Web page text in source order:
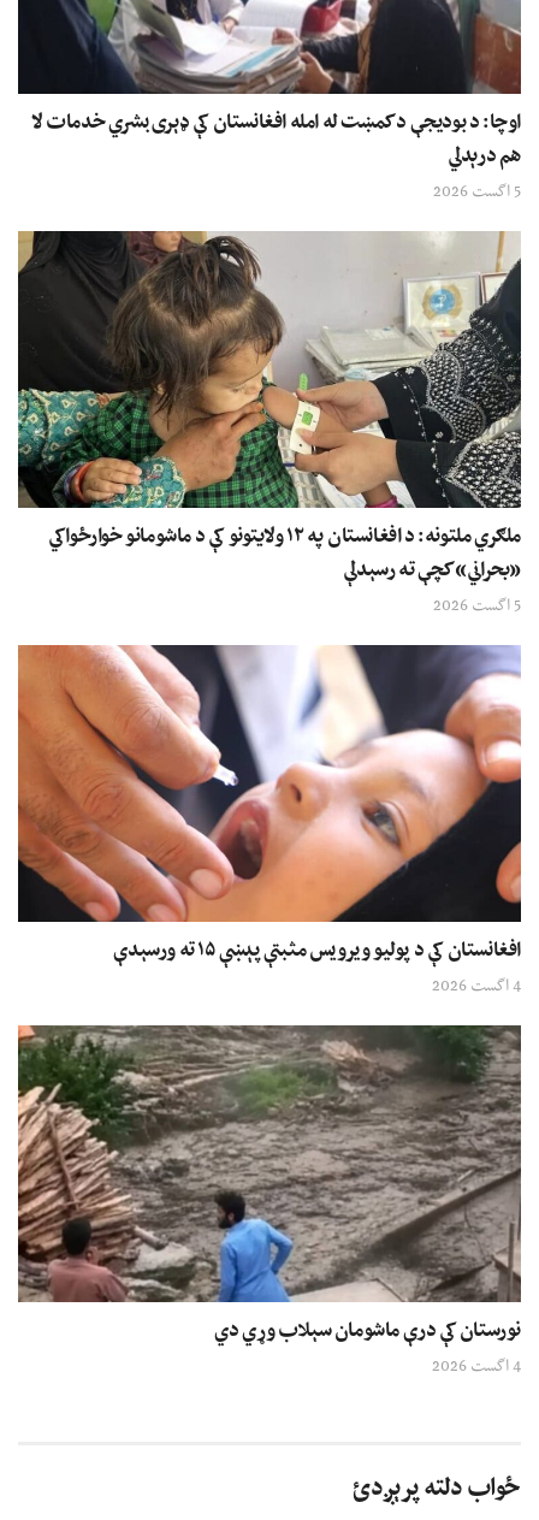
اوچا: د بودیجې د کمښت له امله افغانستان کې ډېری بشري خدمات لا
هم درېدلي
5 اگست 2026
ملګري ملتونه: د افغانستان په ۱۲ ولایتونو کې د ماشومانو خوارځواکي
«بحراني» کچې ته رسېدلې
5 اگست 2026
افغانستان کې د پولیو ویرویس مثبتې پېښې ۱۵ ته ورسېدې
4 اگست 2026
نورستان کې درې ماشومان سېلاب وړي دي
4 اگست 2026
ځواب دلته پرېږدئ